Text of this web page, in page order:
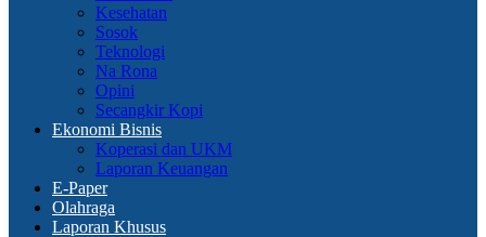
Kesehatan
Sosok
Teknologi
Na Rona
Opini
Secangkir Kopi
Ekonomi Bisnis
Koperasi dan UKM
Laporan Keuangan
E-Paper
Olahraga
Laporan Khusus